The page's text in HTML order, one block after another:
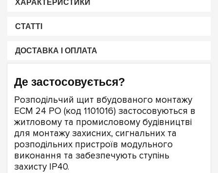
ХАРАКТЕРИСТИКИ
СТАТТІ
ДОСТАВКА І ОПЛАТА
Де застосовується?
Розподільчий щит вбудованого монтажу
ECM 24 PO (код 1101016) застосовуються в
житловому та промисловому будівництві
для монтажу захисних, сигнальних та
розподільних пристроїв модульного
виконання та забезпечують ступінь
захисту ІР40.